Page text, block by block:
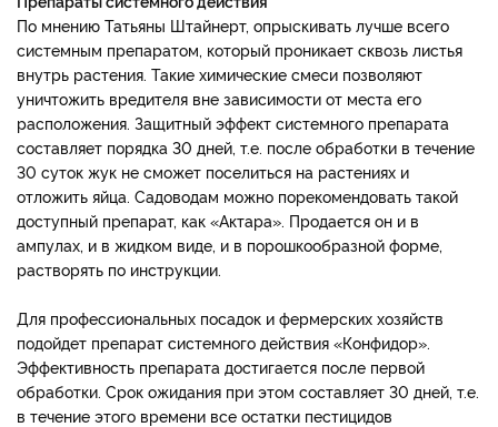
По мнению Татьяны Штайнерт, опрыскивать лучше всего
системным препаратом, который проникает сквозь листья
внутрь растения. Такие химические смеси позволяют
уничтожить вредителя вне зависимости от места его
расположения. Защитный эффект системного препарата
составляет порядка 30 дней, т.е. после обработки в течение
30 суток жук не сможет поселиться на растениях и
отложить яйца. Садоводам можно порекомендовать такой
доступный препарат, как «Актара». Продается он и в
ампулах, и в жидком виде, и в порошкообразной форме,
растворять по инструкции.
Для профессиональных посадок и фермерских хозяйств
подойдет препарат системного действия «Конфидор».
Эффективность препарата достигается после первой
обработки. Срок ожидания при этом составляет 30 дней, т.е.
в течение этого времени все остатки пестицидов